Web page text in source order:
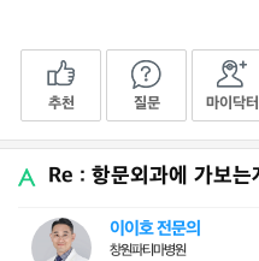
추천 질문 마이닥터
Re : 항문외과에 가보는
이이호 전문의
창원파티마병원